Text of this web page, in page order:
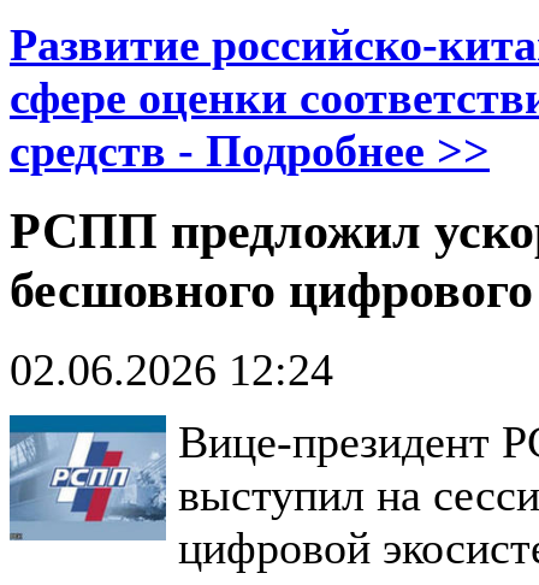
Развитие российско-
сфере оценки
средств - Подробнее >>
РСПП предложил
бесшовного
02.06.2026 12:24
Вице-президент
выступил на
цифровой